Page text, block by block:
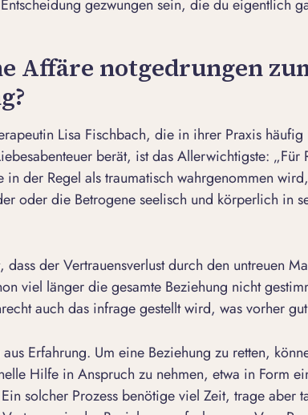
gezwungen sein, die du eigentlich
Affäre notgedrungen
Lisa Fischbach, die in ihrer Praxis häufig
berät, ist das Allerwichtigste: „Für
in der Regel als traumatisch wahrgenommen
oder die Betrogene seelisch und körperlich in
dass der Vertrauensverlust durch den untreuen
viel länger die gesamte Beziehung nicht
auch das infrage gestellt wird, was vorher
Erfahrung. Um eine Beziehung zu retten,
Hilfe in Anspruch zu nehmen, etwa in Form
solcher Prozess benötige viel Zeit, trage aber